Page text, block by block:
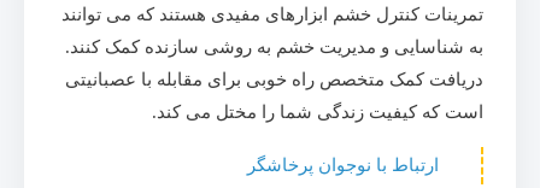
تمرینات کنترل خشم ابزارهای مفیدی هستند که می توانند
به شناسایی و مدیریت خشم به روشی سازنده کمک کنند.
دریافت کمک متخصص راه خوبی برای مقابله با عصبانیتی
است که کیفیت زندگی شما را مختل می کند.
ارتباط با نوجوان پرخاشگر